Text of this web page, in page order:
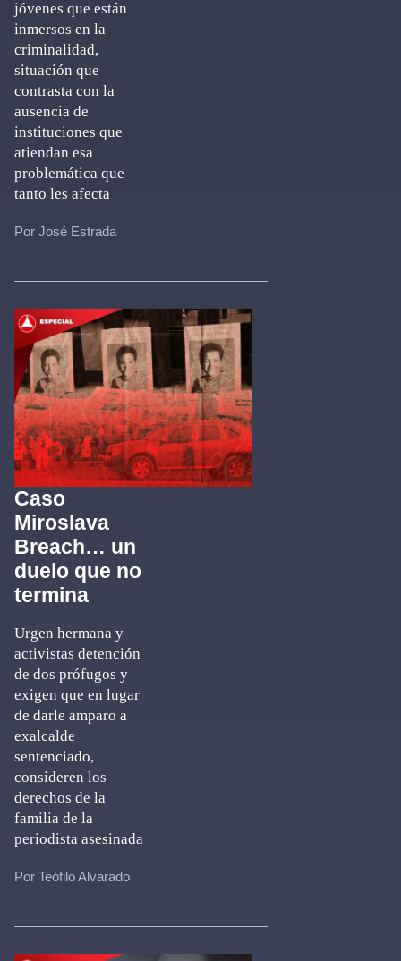
jóvenes que están
inmersos en la
criminalidad,
situación que
contrasta con la
ausencia de
instituciones que
atiendan esa
problemática que
tanto les afecta
Por José Estrada
Caso
Miroslava
Breach… un
duelo que no
termina
Urgen hermana y
activistas detención
de dos prófugos y
exigen que en lugar
de darle amparo a
exalcalde
sentenciado,
consideren los
derechos de la
familia de la
periodista asesinada
Por Teófilo Alvarado